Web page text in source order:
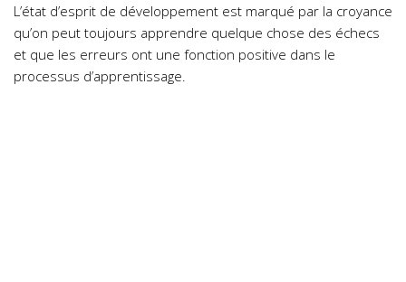
L’état d’esprit de développement est marqué par la croyance
qu’on peut toujours apprendre quelque chose des échecs
et que les erreurs ont une fonction positive dans le
processus d’apprentissage.